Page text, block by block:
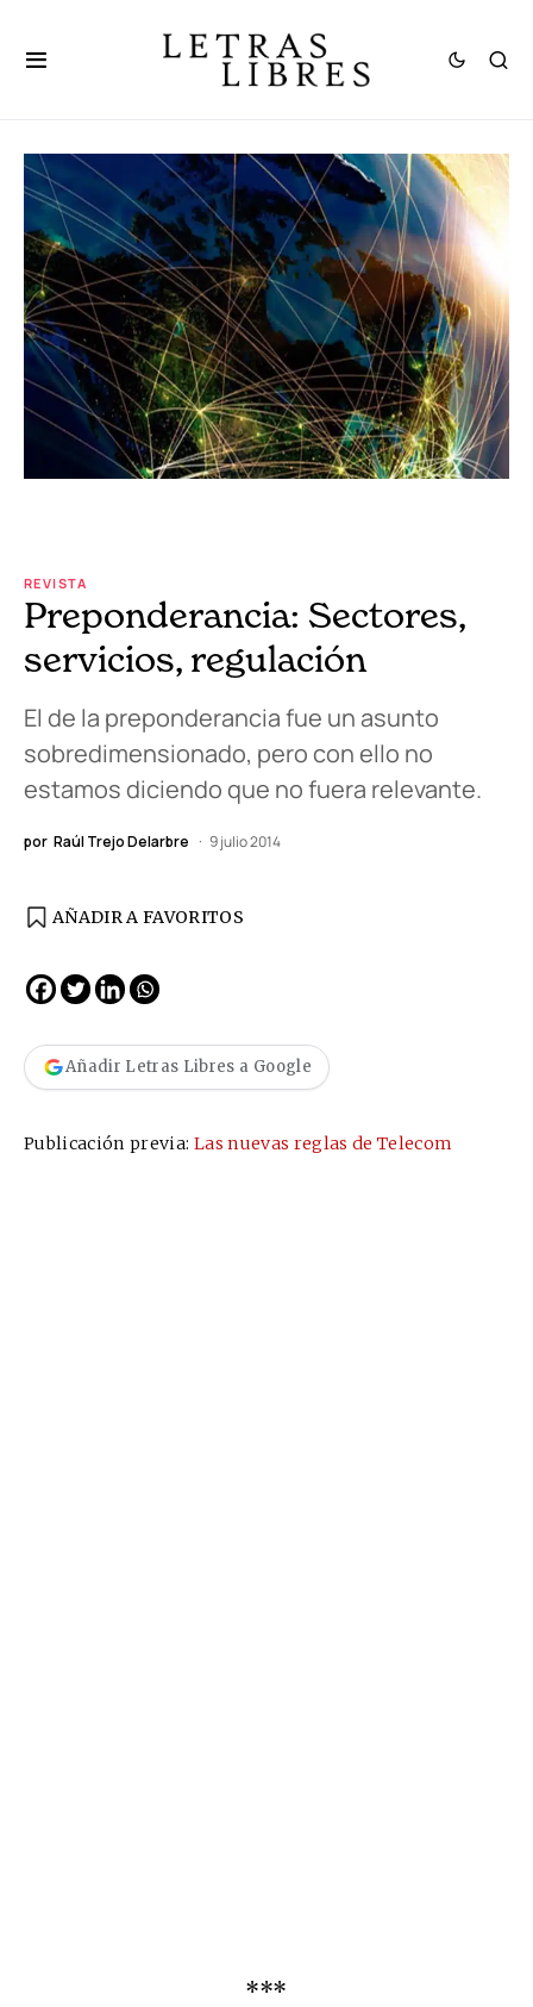
REVISTA
Preponderancia: Sectores,
servicios, regulación
El de la preponderancia fue un asunto
sobredimensionado, pero con ello no
estamos diciendo que no fuera relevante.
por Raúl Trejo Delarbre 9 julio 2014
AÑADIR A FAVORITOS
Añadir Letras Libres a Google
Publicación previa: Las nuevas reglas de Telecom
***